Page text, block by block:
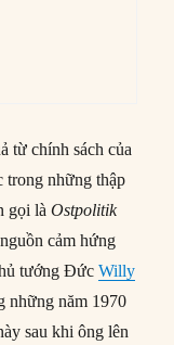
từ chính sách của
những thập
gọi làOstpolitik
cảm hứng
tướng ĐứcWilly
những năm 1970
sau khi ông lên